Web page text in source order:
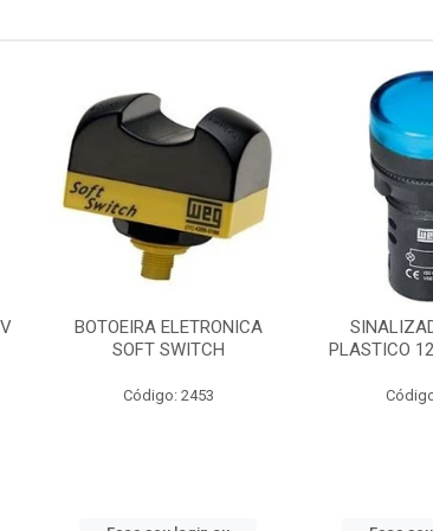
SINALIZADOR 22MM
PLASTICO 12V AC/DC AZ
Código: 6154
CONTATOR
1NANF